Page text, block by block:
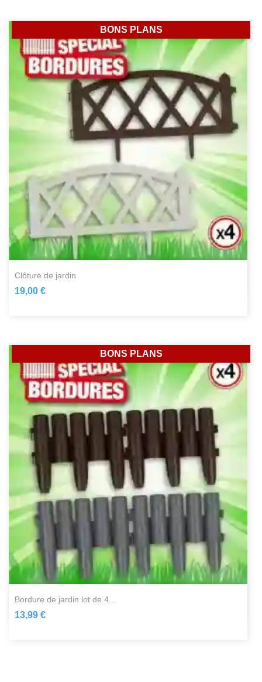
clôture de jardin
19,00 €
BONS PLANS
bordure de jardin lot de 4...
13,99 €
BONS PLANS